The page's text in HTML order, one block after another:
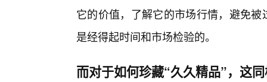
它的价值，了解它的市场行情，避免
是经得起时间和市场检验的。
而对于如何珍藏“久久精品”，这